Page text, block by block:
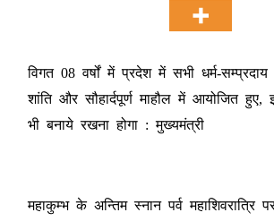
विगत 08 वर्षों में प्रदेश में सभी धर्म-सम्प्रदाय
शांति और सौहार्दपूर्ण माहौल में आयोजित
भी बनाये रखना होगा : मुख्यमंत्री
महाकुम्भ के अन्तिम स्नान पर्व महाशिवरात्रि